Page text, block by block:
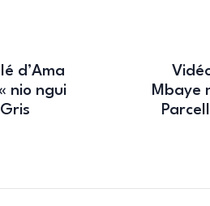
d’Ama
nio ngui
Mbaye